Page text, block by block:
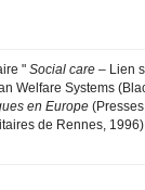
" Social care – Lien
Welfare Systems
en Europe
de Rennes,